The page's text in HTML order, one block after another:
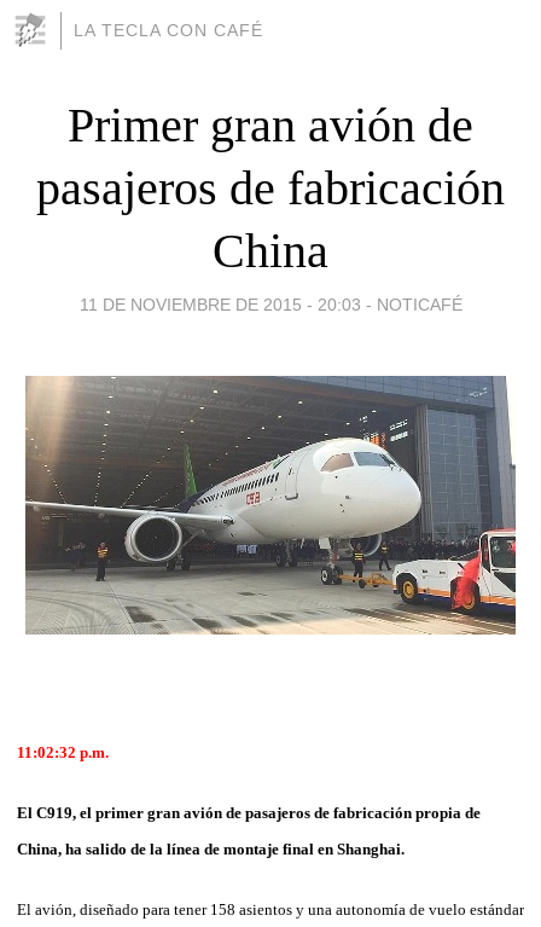
LA TECLA CON CAFÉ
Primer gran avión de
pasajeros de fabricación
China
11 DE NOVIEMBRE DE 2015 - 20:03 - NOTICAFÉ
11:02:32 p.m.
El C919, el primer gran avión de pasajeros de fabricación propia de
China, ha salido de la línea de montaje final en Shanghai.
El avión, diseñado para tener 158 asientos y una autonomía de vuelo estándar